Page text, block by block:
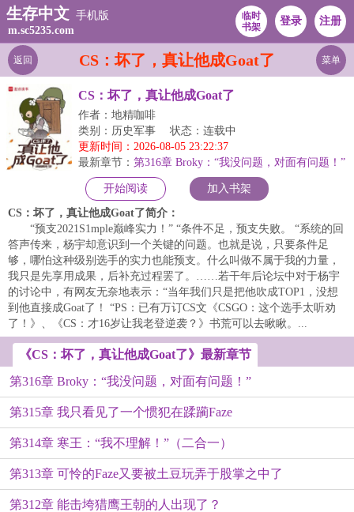
生存中文 手机版
m.sc5235.com
临时
书架
登录 注册
CS：坏了，真让他成Goat了
返回 菜单
CS：坏了，真让他成Goat了
作者：地精咖啡
类别：历史军事
状态：连载中
更新时间：2026-08-05 23:22:37
最新章节： 第316章 Broky：“我没问题，对面有问题！”
开始阅读 加入书架
CS：坏了，真让他成Goat了简介：
“预支2021S1mple巅峰实力！” “条件不足，预支失败。 “系统的回
答声传来，杨宇却意识到一个关键的问题。也就是说，只要条件足
够，哪怕这种级别选手的实力也能预支。什么叫做不属于我的力量，
我只是先享用成果，后补充过程罢了。……若干年后论坛中对于杨宇
的讨论中，有网友无奈地表示：“当年我们只是把他吹成TOP1，没想
到他直接成Goat了！ “PS：已有万订CS文《CSGO：这个选手太听劝
了！》、《CS：才16岁让我老登逆袭？》书荒可以去瞅瞅。...
《CS：坏了，真让他成Goat了》最新章节
第316章 Broky：“我没问题，对面有问题！”
第315章 我只看见了一个惯犯在蹂躏Faze
第314章 寒王：“我不理解！”（二合一）
第313章 可怜的Faze又要被土豆玩弄于股掌之中了
第312章 能击垮猎鹰王朝的人出现了？